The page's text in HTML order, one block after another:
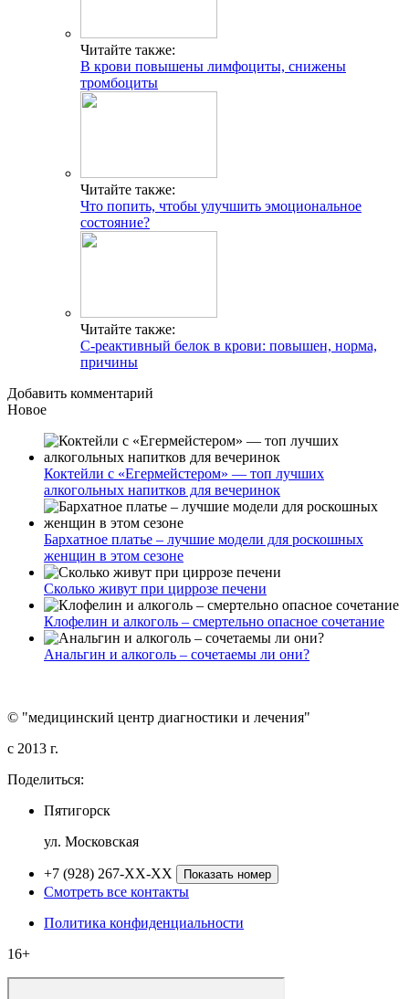
Читайте также:
В крови повышены лимфоциты, снижены
тромбоциты
Читайте также:
Что попить, чтобы улучшить эмоциональное
состояние?
Читайте также:
С-реактивный белок в крови: повышен, норма,
причины
Добавить комментарий
Новое
Коктейли с «Егермейстером» — топ лучших
алкогольных напитков для вечеринок
Бархатное платье – лучшие модели для роскошных
женщин в этом сезоне
Сколько живут при циррозе печени
Клофелин и алкоголь – смертельно опасное сочетание
Анальгин и алкоголь – сочетаемы ли они?
© "медицинский центр диагностики и лечения"
c 2013 г.
Поделиться:
Пятигорск
ул. Московская
+7 (928) 267-XX-XX Показать номер
Смотреть все контакты
Политика конфиденциальности
16+